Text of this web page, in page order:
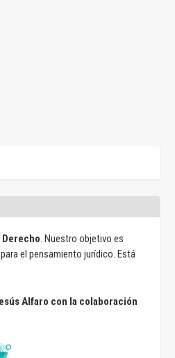
Derecho. Nuestro objetivo es
el pensamiento jurídico. Está
Alfaro con la colaboración